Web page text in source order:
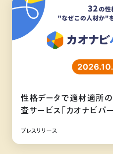
性格データで適材適所
査サービス「カオナビパ
プレスリリース